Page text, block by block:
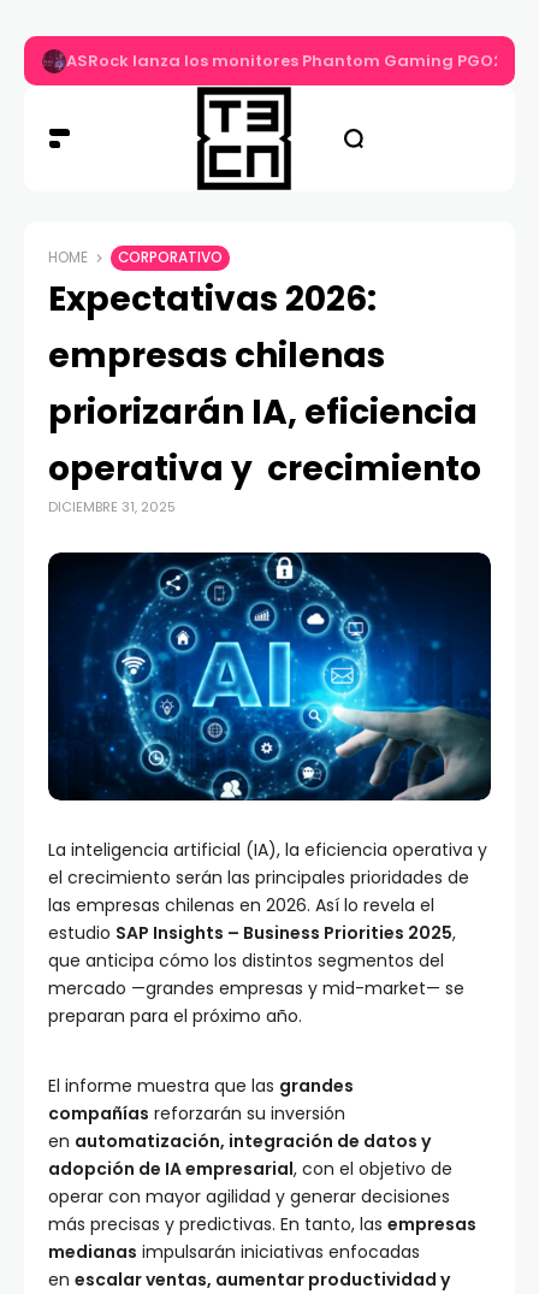
ASRock lanza los monitores Phantom Gaming
HOME CORPORATIVO
Expectativas 2026:
empresas chilenas
priorizarán IA, eficiencia
operativa y crecimiento
DICIEMBRE 31, 2025
La inteligencia artificial (IA), la eficiencia operativa y
el crecimiento serán las principales prioridades de
las empresas chilenas en 2026. Así lo revela el
estudio SAP Insights – Business Priorities 2025,
que anticipa cómo los distintos segmentos del
mercado —grandes empresas y mid-market— se
preparan para el próximo año.
El informe muestra que las grandes
compañías reforzarán su inversión
en automatización, integración de datos y
adopción de IA empresarial, con el objetivo de
operar con mayor agilidad y generar decisiones
más precisas y predictivas. En tanto, las empresas
medianas impulsarán iniciativas enfocadas
en escalar ventas, aumentar productividad y